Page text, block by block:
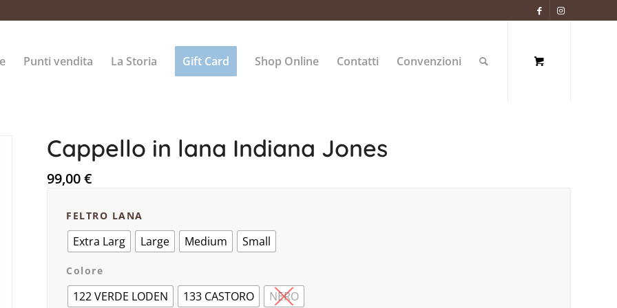
Punti vendita La Storia Gift Card Shop Online Contatti Convenzioni
Cappello in lana Indiana Jones
99,00€
FELTRO LANA
Extra Larg Large Medium Small
Colore
122 VERDE LODEN 133 CASTORO NERO